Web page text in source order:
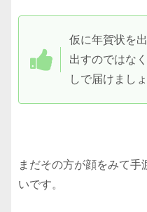
仮に年賀状を
出すのではな
しで届けまし
まだその方が顔をみて手
いです。